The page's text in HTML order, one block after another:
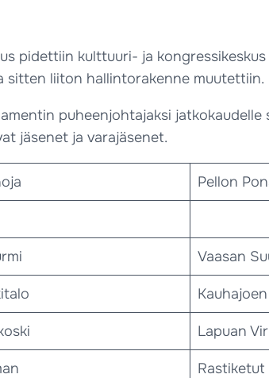
pidettiin kulttuuri- ja
liiton hallintorakenne muutettiin.
puheenjohtajaksi
jäsenet ja varajäsenet.
Pellon
Vaasan
Lapuan
Rastiketut